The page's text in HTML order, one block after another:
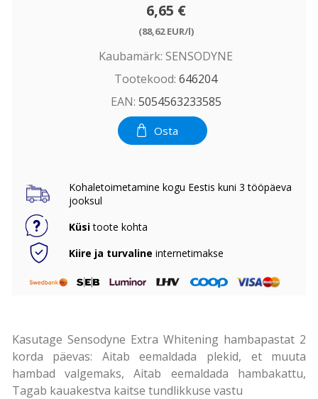
6,65 €
(88,62 EUR/l)
Kaubamärk: SENSODYNE
Tootekood: 646204
EAN: 5054563233585
Osta
Kohaletoimetamine kogu Eestis kuni 3 tööpäeva
jooksul
Küsitoote kohta
Kiire ja turvaline internetimakse
Kasutage Sensodyne Extra Whitening hambapastat 2
korda päevas: Aitab eemaldada plekid, et muuta
hambad valgemaks, Aitab eemaldada hambakattu,
Tagab kauakestva kaitse tundlikkuse vastu